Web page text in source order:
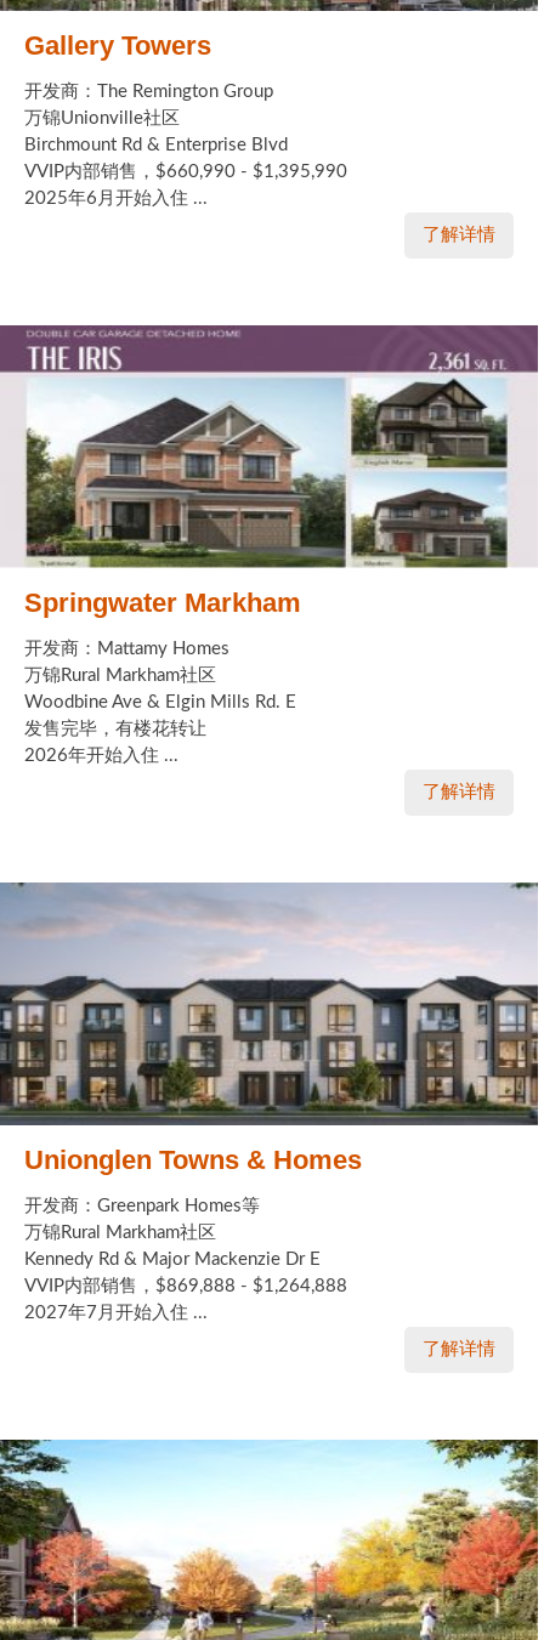
Gallery Towers
开发商：The Remington Group
万锦Unionville社区
Birchmount Rd & Enterprise Blvd
VVIP内部销售，$660,990 - $1,395,990
2025年6月开始入住 ...
了解详情
Springwater Markham
开发商：Mattamy Homes
万锦Rural Markham社区
Woodbine Ave & Elgin Mills Rd. E
发售完毕，有楼花转让
2026年开始入住 ...
了解详情
Unionglen Towns & Homes
开发商：Greenpark Homes等
万锦Rural Markham社区
Kennedy Rd & Major Mackenzie Dr E
VVIP内部销售，$869,888 - $1,264,888
2027年7月开始入住 ...
了解详情